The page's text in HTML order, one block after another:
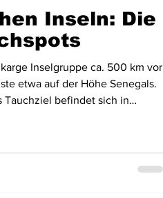
Inseln: Die
Inselgruppe ca. 500 km vor
etwa auf der Höhe Senegals.
Tauchziel befindet sich in